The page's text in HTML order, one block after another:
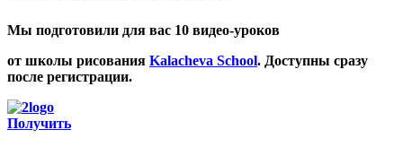
Мы подготовили для вас 10 видео-уроков
от школы рисования Kalacheva School. Доступны сразу
после регистрации.
Получить